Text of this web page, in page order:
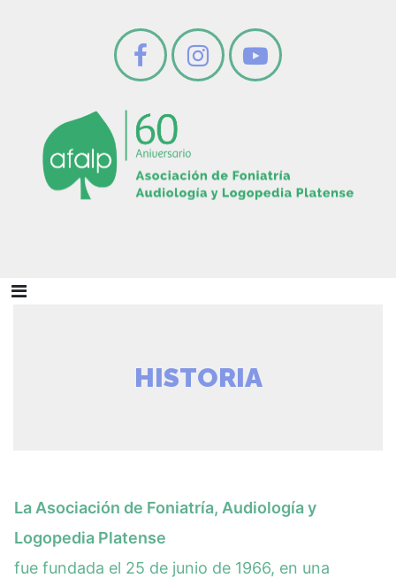
HISTORIA
La Asociación de Foniatría, Audiología y
Logopedia Platense
fue fundada el 25 de junio de 1966, en una